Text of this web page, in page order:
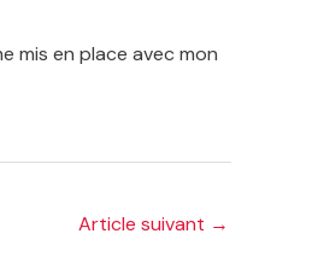
mis en place avec mon
Article suivant →